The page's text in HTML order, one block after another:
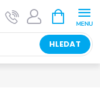
HLEDAT
NÁKUPNÍ
KOŠÍK